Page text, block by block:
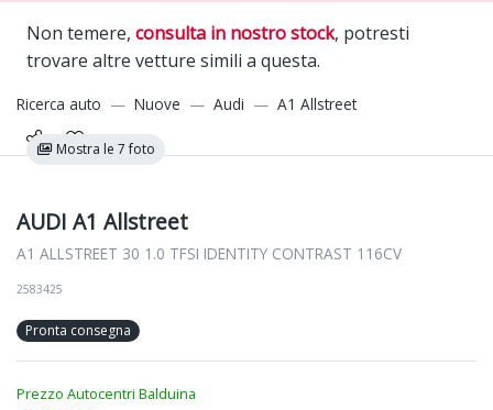
Non temere, consulta in nostro stock, potresti
trovare altre vetture simili a questa.
Ricerca auto Nuove Audi A1 Allstreet
Mostra le 7 foto
AUDI A1 Allstreet
A1 ALLSTREET 30 1.0 TFSI IDENTITY CONTRAST 116CV
2583425
Pronta consegna
Prezzo Autocentri Balduina